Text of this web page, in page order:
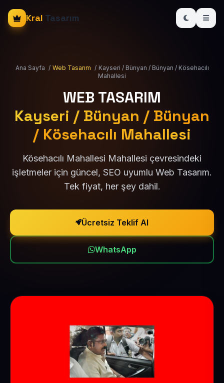
Kral Tasarım
Ana Sayfa / Web Tasarım / Kayseri / Bünyan / Bünyan / Kösehacılı
Mahallesi
WEB TASARIM
Kayseri / Bünyan / Bünyan
/ Kösehacılı Mahallesi
Kösehacılı Mahallesi Mahallesi çevresindeki
işletmeler için güncel, SEO uyumlu Web Tasarım.
Tek fiyat, her şey dahil.
Ücretsiz Teklif Al
WhatsApp